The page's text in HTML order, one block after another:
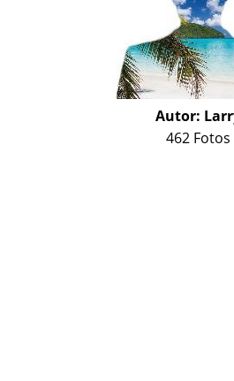
Autor:
462 Fotos